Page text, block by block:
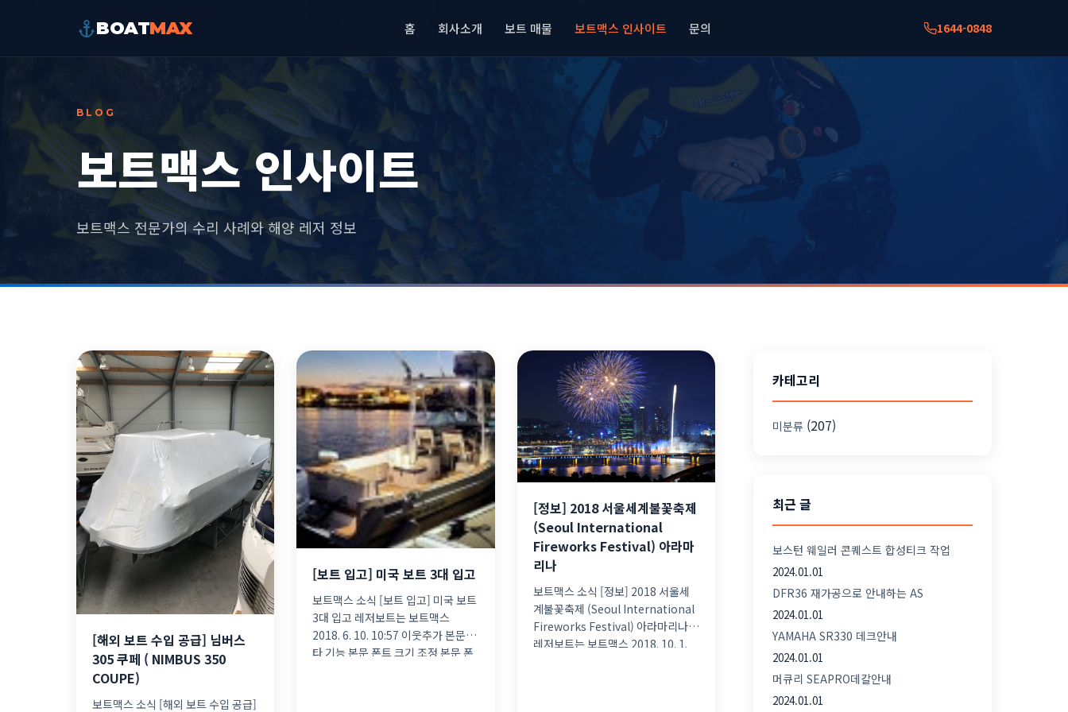
BOATMAX 홈 회사소개 보트 매물 보트맥스 인사이트 문의 1644-0848
BLOG
보트맥스 인사이트
보트맥스 전문가의 수리 사례와 해양 레저 정보
[해외 보트 수입 공급] 님버스
305 쿠페 ( NIMBUS 350
COUPE)
보트맥스 소식 [해외 보트 수입 공급]
[보트 입고] 미국 보트 3대 입고
보트맥스 소식 [보트 입고] 미국 보트
3대 입고 레저보트는 보트맥스
2018. 6. 10. 10:57 이웃추가 본문 기
타 기능 본문 폰트 크기 조정 본문 폰
[정보] 2018 서울세계불꽃축제
(Seoul International
Fireworks Festival) 아라마
리나
보트맥스 소식 [정보] 2018 서울세
계불꽃축제 (Seoul International
Fireworks Festival) 아라마리나
레저보트는 보트맥스 2018. 10. 1.
카테고리
미분류 (207)
최근 글
보스턴 웨일러 콘퀘스트 합성티크 작업
2024.01.01
DFR36 재가공으로 안내하는 AS
2024.01.01
YAMAHA SR330 데크안내
2024.01.01
머큐리 SEAPRO데칼안내
2024.01.01